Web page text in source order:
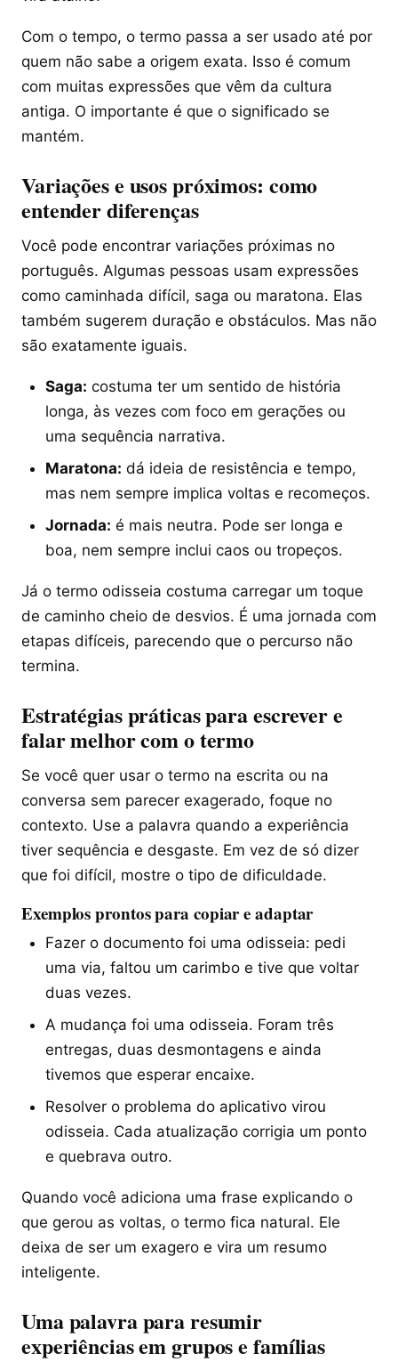
Com o tempo, o termo passa a ser usado até por
quem não sabe a origem exata. Isso é comum
com muitas expressões que vêm da cultura
antiga. O importante é que o significado se
mantém.
Variações e usos próximos: como
entender diferenças
Você pode encontrar variações próximas no
português. Algumas pessoas usam expressões
como caminhada difícil, saga ou maratona. Elas
também sugerem duração e obstáculos. Mas não
são exatamente iguais.
Saga: costuma ter um sentido de história
longa, às vezes com foco em gerações ou
uma sequência narrativa.
Maratona: dá ideia de resistência e tempo,
mas nem sempre implica voltas e recomeços.
Jornada: é mais neutra. Pode ser longa e
boa, nem sempre inclui caos ou tropeços.
Já o termo odisseia costuma carregar um toque
de caminho cheio de desvios. É uma jornada com
etapas difíceis, parecendo que o percurso não
termina.
Estratégias práticas para escrever e
falar melhor com o termo
Se você quer usar o termo na escrita ou na
conversa sem parecer exagerado, foque no
contexto. Use a palavra quando a experiência
tiver sequência e desgaste. Em vez de só dizer
que foi difícil, mostre o tipo de dificuldade.
Exemplos prontos para copiar e adaptar
Fazer o documento foi uma odisseia: pedi
uma via, faltou um carimbo e tive que voltar
duas vezes.
A mudança foi uma odisseia. Foram três
entregas, duas desmontagens e ainda
tivemos que esperar encaixe.
Resolver o problema do aplicativo virou
odisseia. Cada atualização corrigia um ponto
e quebrava outro.
Quando você adiciona uma frase explicando o
que gerou as voltas, o termo fica natural. Ele
deixa de ser um exagero e vira um resumo
inteligente.
Uma palavra para resumir
experiências em grupos e famílias